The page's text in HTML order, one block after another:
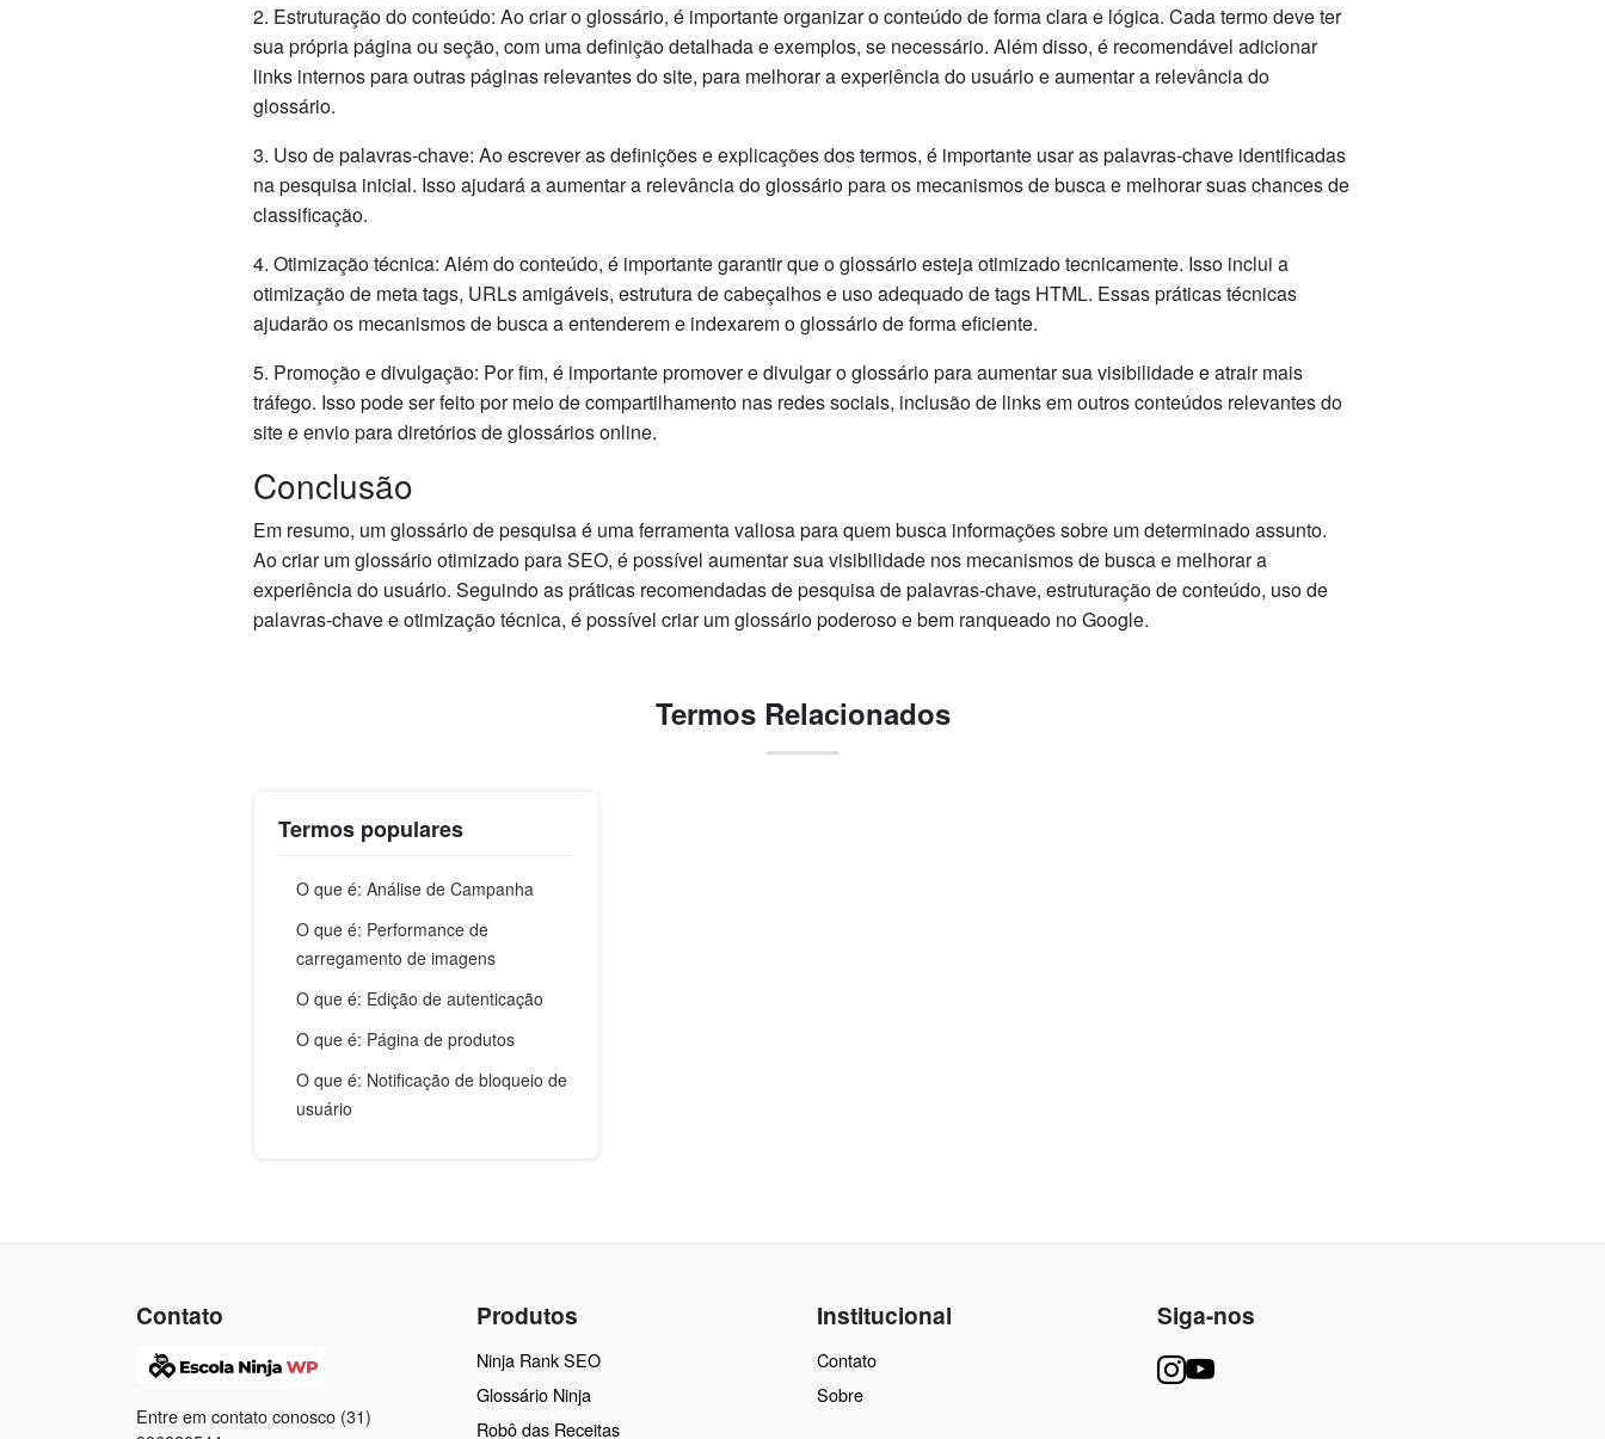
2. Estruturação do conteúdo: Ao criar o glossário, é importante organizar o conteúdo de forma clara e lógica. Cada termo deve ter
sua própria página ou seção, com uma definição detalhada e exemplos, se necessário. Além disso, é recomendável adicionar
links internos para outras páginas relevantes do site, para melhorar a experiência do usuário e aumentar a relevância do
glossário.
3. Uso de palavras-chave: Ao escrever as definições e explicações dos termos, é importante usar as palavras-chave identificadas
na pesquisa inicial. Isso ajudará a aumentar a relevância do glossário para os mecanismos de busca e melhorar suas chances de
classificação.
4. Otimização técnica: Além do conteúdo, é importante garantir que o glossário esteja otimizado tecnicamente. Isso inclui a
otimização de meta tags, URLs amigáveis, estrutura de cabeçalhos e uso adequado de tags HTML. Essas práticas técnicas
ajudarão os mecanismos de busca a entenderem e indexarem o glossário de forma eficiente.
5. Promoção e divulgação: Por fim, é importante promover e divulgar o glossário para aumentar sua visibilidade e atrair mais
tráfego. Isso pode ser feito por meio de compartilhamento nas redes sociais, inclusão de links em outros conteúdos relevantes do
site e envio para diretórios de glossários online.
Conclusão
Em resumo, um glossário de pesquisa é uma ferramenta valiosa para quem busca informações sobre um determinado assunto.
Ao criar um glossário otimizado para SEO, é possível aumentar sua visibilidade nos mecanismos de busca e melhorar a
experiência do usuário. Seguindo as práticas recomendadas de pesquisa de palavras-chave, estruturação de conteúdo, uso de
palavras-chave e otimização técnica, é possível criar um glossário poderoso e bem ranqueado no Google.
Termos Relacionados
Termos populares
O que é: Análise de Campanha
O que é: Performance de
carregamento de imagens
O que é: Edição de autenticação
O que é: Página de produtos
O que é: Notificação de bloqueio de
usuário
Contato
Entre em contato conosco (31)
Produtos
Ninja Rank SEO
Glossário Ninja
Robô das Receitas
Institucional
Contato
Sobre
Siga-nos